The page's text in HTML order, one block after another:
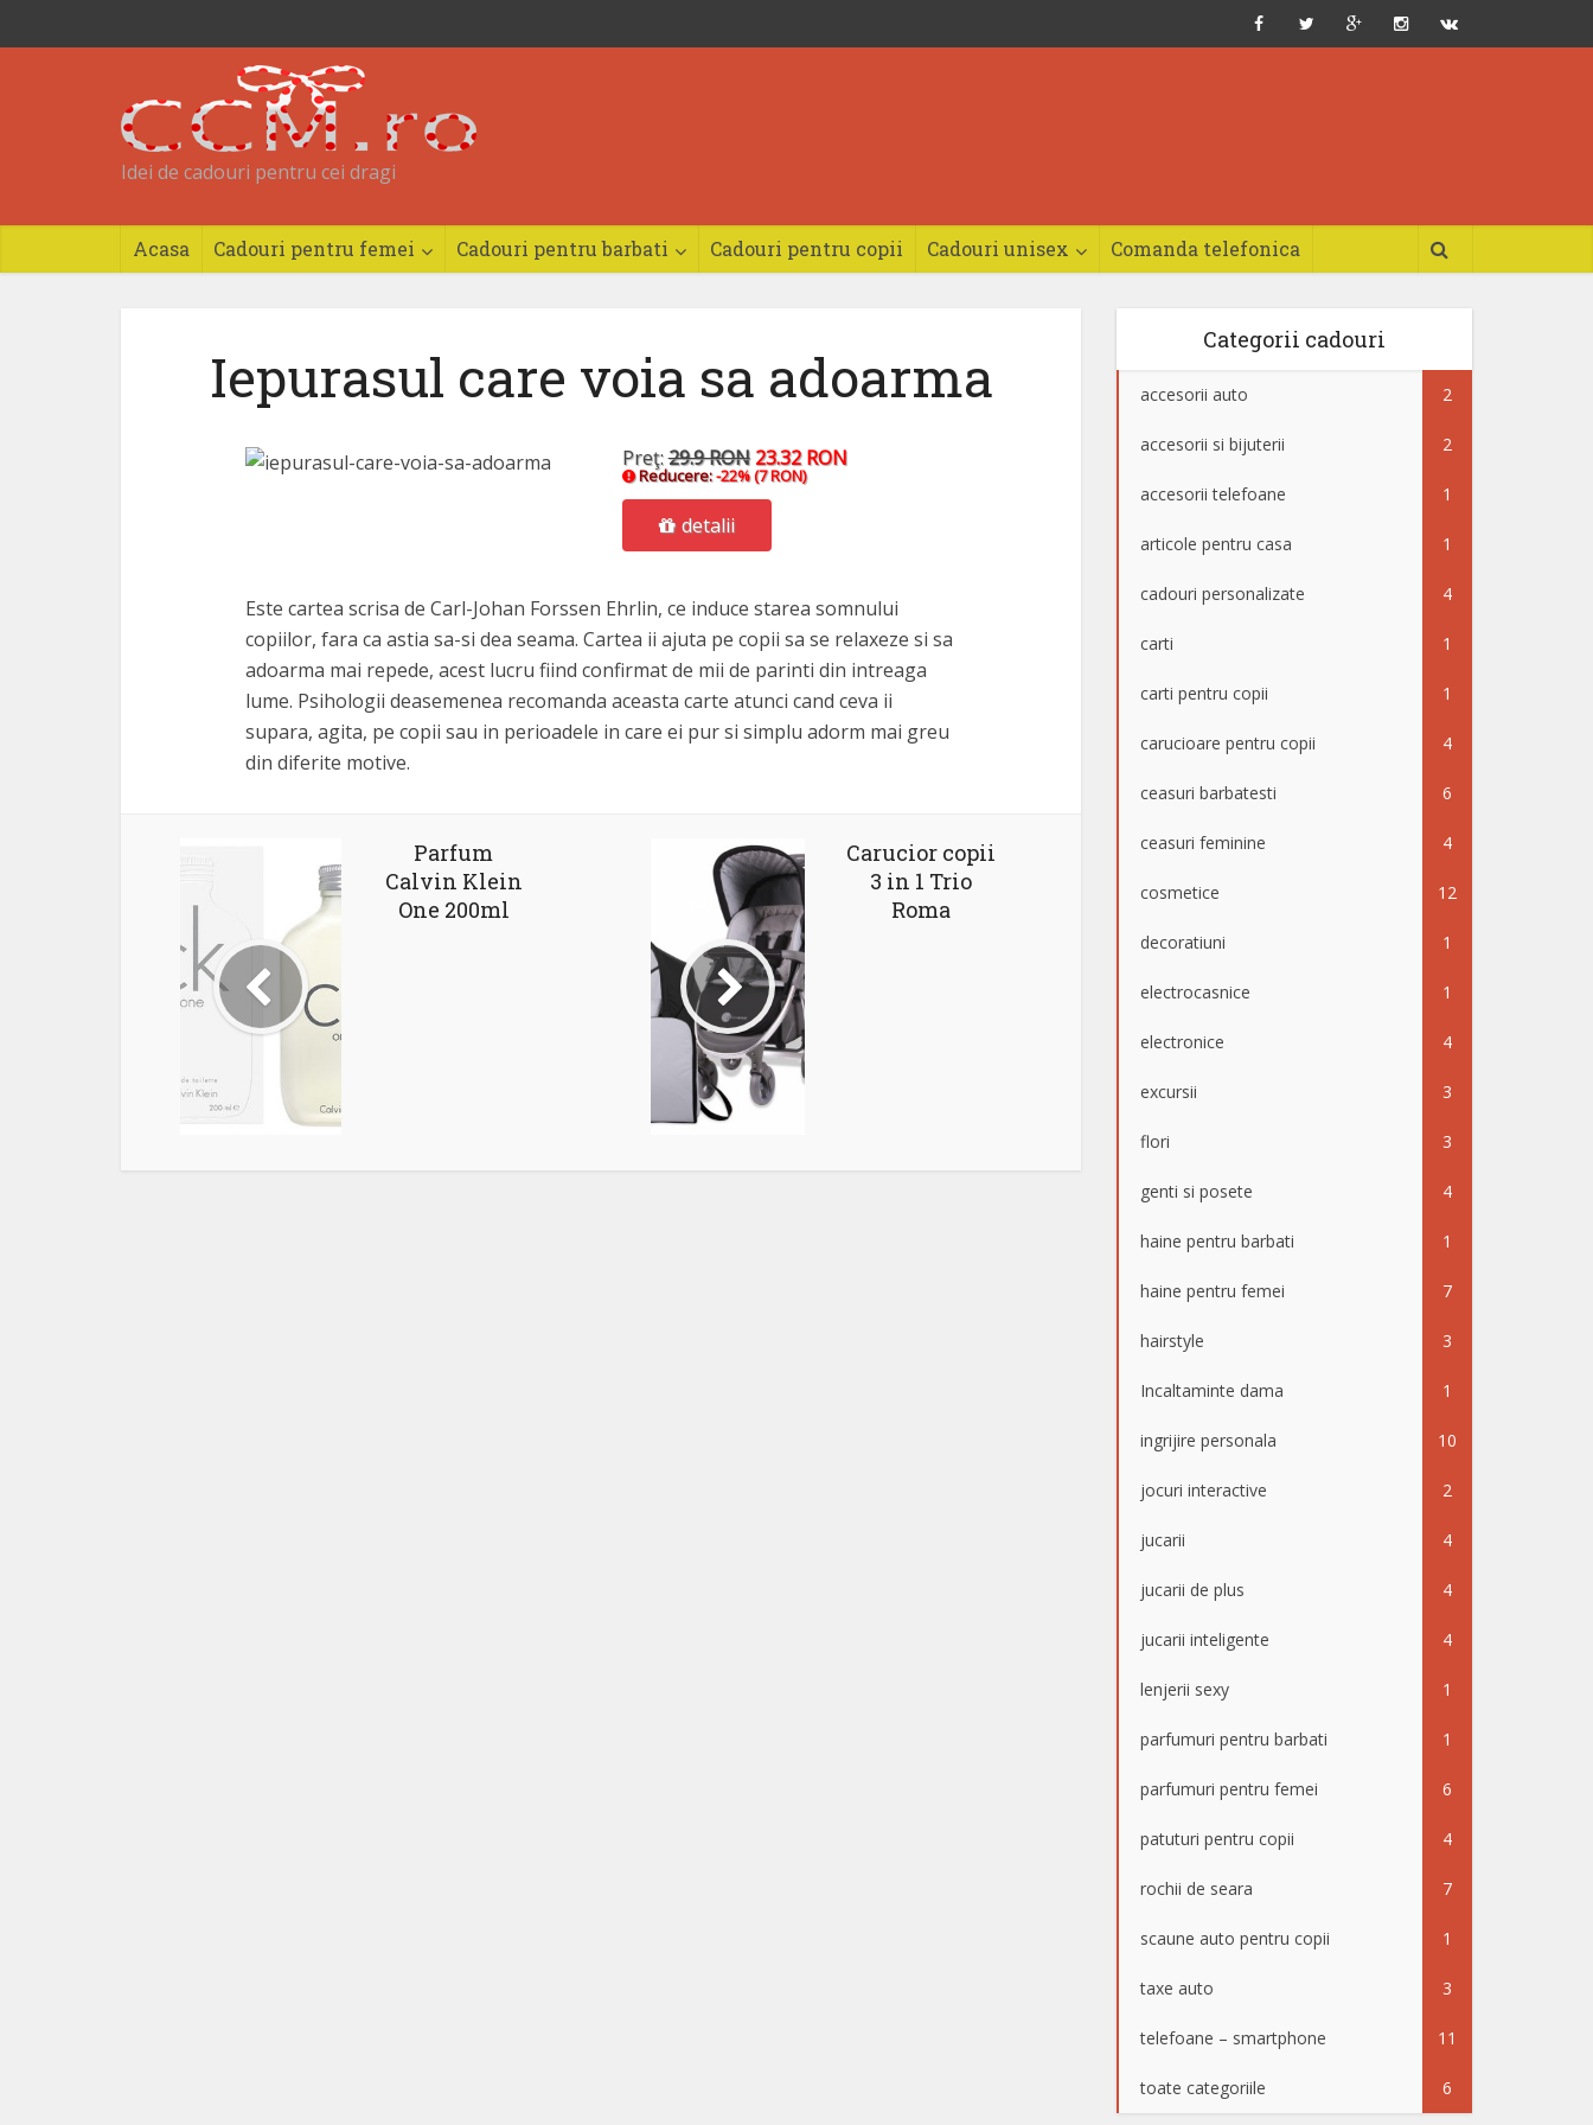
Idei de cadouri pentru cei dragi
Acasa Cadouri pentru femei Cadouri pentru barbati Cadouri pentru copii Cadouri unisex Comanda telefonica
Iepurasul care voia sa adoarma
Preţ:29.9 RON 23.32 RON
Reducere:-22% (7 RON)
detalii
Este cartea scrisa de Carl-Johan Forssen Ehrlin, ce induce starea somnului
copiilor, fara ca astia sa-si dea seama. Cartea ii ajuta pe copii sa se relaxeze si sa
adoarma mai repede, acest lucru fiind confirmat de mii de parinti din intreaga
lume. Psihologii deasemenea recomanda aceasta carte atunci cand ceva ii
supara, agita, pe copii sau in perioadele in care ei pur si simplu adorm mai greu
din diferite motive.
Parfum
Calvin Klein
One 200ml
Carucior copii
3 in 1 Trio
Roma
Categorii cadouri
accesorii auto 2
accesorii si bijuterii 2
accesorii telefoane 1
articole pentru casa 1
cadouri personalizate 4
carti 1
carti pentru copii 1
carucioare pentru copii 4
ceasuri barbatesti 6
ceasuri feminine 4
cosmetice 12
decoratiuni 1
electrocasnice 1
electronice 4
excursii 3
flori 3
genti si posete 4
haine pentru barbati 1
haine pentru femei 7
hairstyle 3
Incaltaminte dama 1
ingrijire personala 10
jocuri interactive 2
jucarii 4
jucarii de plus 4
jucarii inteligente 4
lenjerii sexy 1
parfumuri pentru barbati 1
parfumuri pentru femei 6
patuturi pentru copii 4
rochii de seara 7
scaune auto pentru copii 1
taxe auto 3
telefoane – smartphone 11
toate categoriile 6